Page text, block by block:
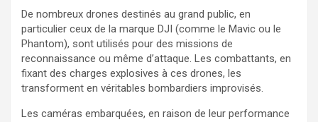
De nombreux drones destinés au grand public, en
particulier ceux de la marque DJI (comme le Mavic ou le
Phantom), sont utilisés pour des missions de
reconnaissance ou même d’attaque. Les combattants, en
fixant des charges explosives à ces drones, les
transforment en véritables bombardiers improvisés.
Les caméras embarquées, en raison de leur performance